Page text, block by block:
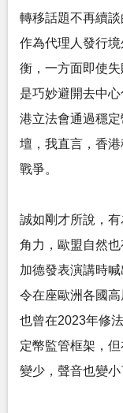
轉移話題不再續
作為代理人發行
衡，一方面即使
是巧妙避開去中
港立法會通過穩
壇，我直言，香
戰爭。
誠如剛才所說，
角力，歐盟自然
加德發表演講時
令在座歐洲各國
也曾在2023年修
定幣監管框架，
變少，聲音也變小